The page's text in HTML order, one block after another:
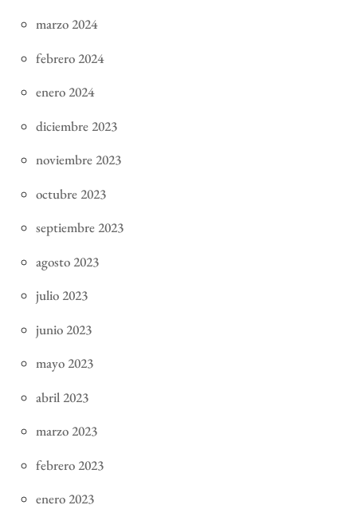
marzo 2024
febrero 2024
enero 2024
diciembre 2023
noviembre 2023
octubre 2023
septiembre 2023
agosto 2023
julio 2023
junio 2023
mayo 2023
abril 2023
marzo 2023
febrero 2023
enero 2023